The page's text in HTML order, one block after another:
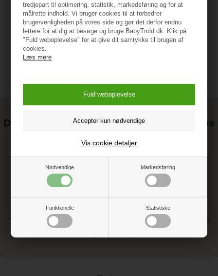
tredjepart til optimering, statistik, markedsføring og for at
målrette indhold. Vi bruger cookies til at forbedrer
brugervenligheden på vores side og gør det derfor endnu
lettere for at dig at besøge og bruge BabyTrold.dk. Klik på
"Fuld weboplevelse" for at give dit samtykke til brugen af
cookies.
Læs mere
Nødvendige Markedsføring
Funktionelle Statistiske
Vis cookie detaljer
Vejledning
Det kan blive endnu billigere at handle hos
Tilmeld dig vores nyhedsbrev og gå ikke glip af gode tilbud
* Ved at tilmelde dig accepterer du vores persondatapolitik vedr. nyhedsbrev
** Du kan altid afmelde dig vores nyhedsbrev, hvis du ikke ønsker at